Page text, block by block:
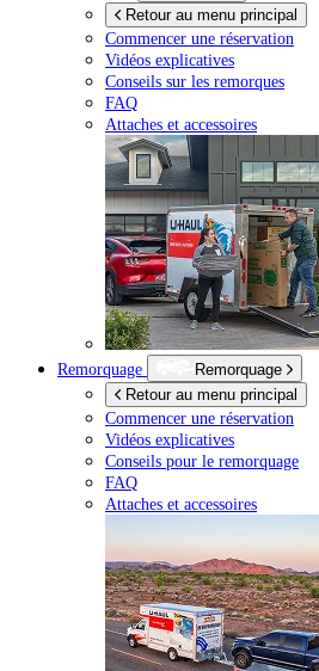
Retour au menu principal
Commencer une réservation
Vidéos explicatives
Conseils sur les remorques
FAQ
Attaches et accessoires
Remorquage
Remorquage
Retour au menu principal
Commencer une réservation
Vidéos explicatives
Conseils pour le remorquage
FAQ
Attaches et accessoires